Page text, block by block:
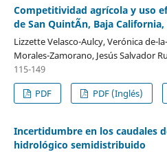
Competitividad agrícola y uso
de San QuintÃ­n, Baja California,
Lizzette Velasco-Aulcy, Verónica de-
Morales-Zamorano, Jesús Salvador
115-149
PDF
PDF (Inglés)
Incertidumbre en los caudales
hidrológico semidistribuido